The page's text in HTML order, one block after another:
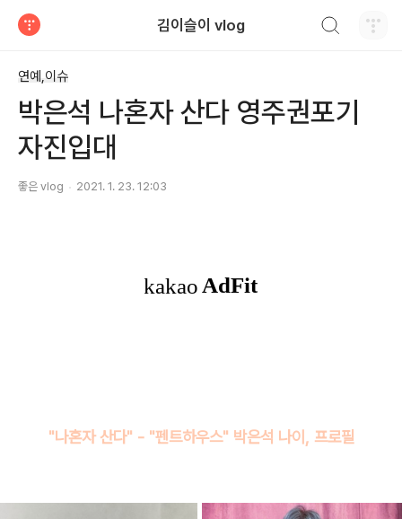
김이슬이 vlog
연예,이슈
박은석 나혼자 산다 영주권포기
자진입대
좋은 vlog 2021. 1. 23. 12:03
"나혼자 산다" - "펜트하우스" 박은석 나이, 프로필